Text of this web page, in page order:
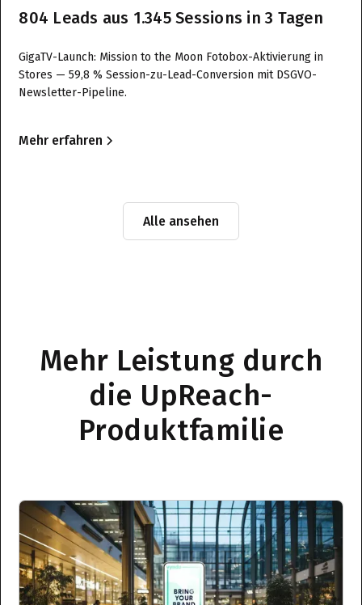
804 Leads aus 1.345 Sessions in 3 Tagen
GigaTV-Launch: Mission to the Moon Fotobox-Aktivierung in
Stores — 59,8 % Session-zu-Lead-Conversion mit DSGVO-
Newsletter-Pipeline.
Mehr erfahren
Alle ansehen
Mehr Leistung durch
die UpReach-
Produktfamilie